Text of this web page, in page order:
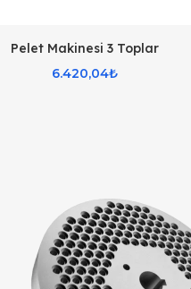
Pelet Makinesi 3 Toplar
6.420,04₺